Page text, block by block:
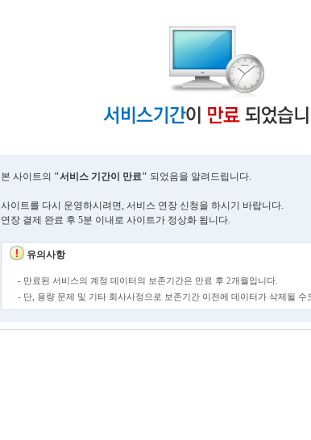
본 사이트의 "서비스 기간이 만료" 되었음을 알려드립니다.
사이트를 다시 운영하시려면, 서비스 연장 신청을 하시기 바랍니다.
연장 결제 완료 후 5분 이내로 사이트가 정상화 됩니다.
유의사항
- 만료된 서비스의 계정 데이터의 보존기간은 만료 후 2개월입니다.
- 단, 용량 문제 및 기타 회사사정으로 보존기간 이전에 데이터가 삭제될 수